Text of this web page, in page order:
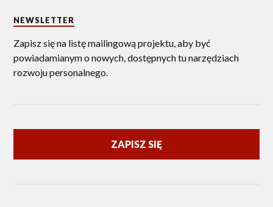
NEWSLETTER
Zapisz się na listę mailingową projektu, aby być
powiadamianym o nowych, dostępnych tu narzędziach
rozwoju personalnego.
ZAPISZ SIĘ